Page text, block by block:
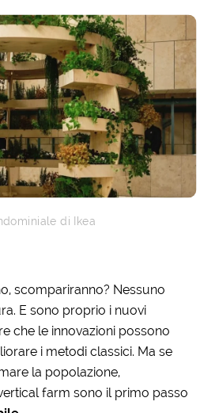
di Ikea
scompariranno? Nessuno
E sono proprio i nuovi
che le innovazioni possono
i metodi classici. Ma se
la popolazione,
farm sono il primo passo